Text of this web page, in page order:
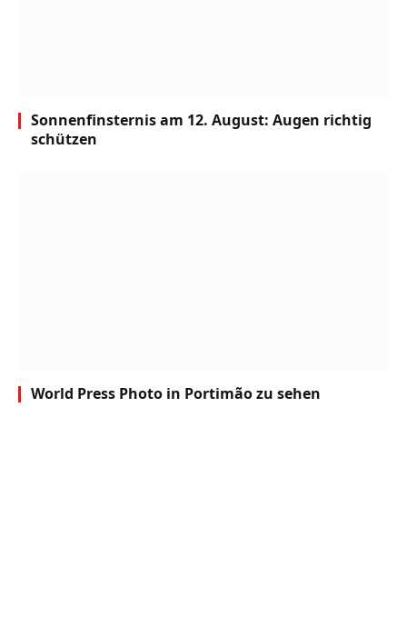
Sonnenfinsternis am 12. August: Augen richtig
schützen
World Press Photo in Portimão zu sehen